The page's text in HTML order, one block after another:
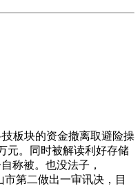
板块的资金撤离取避险操
元。同时被解读利好存储
称被。也没法子，
第二做出一审讯决，目